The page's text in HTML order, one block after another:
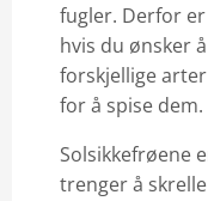
fugler. Derfor
hvis du ønsker
forskjellige
for å spise dem.
Solsikkefrøene
trenger å